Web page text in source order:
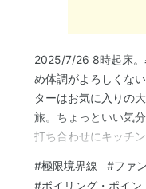
2025/7/26 8時起床。
め体調がよろしくな
ターはお気に入りの
旅。ちょっといい気
打ち合わせにキッチ
はそのまま居残りで
#極限境界線 #ファ
#ボイリング・ポイン